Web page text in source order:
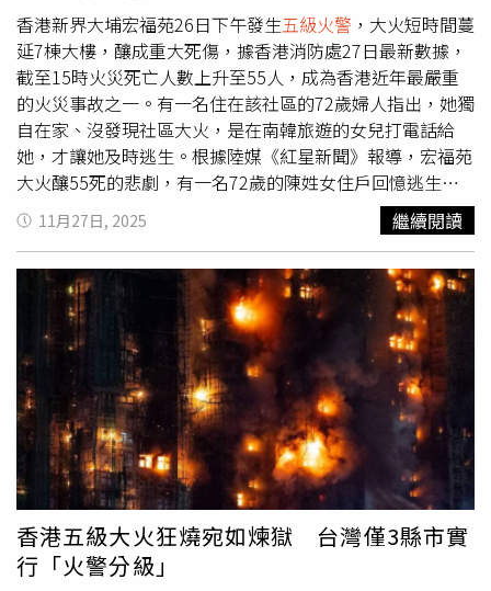
小組，就宏福苑維修工程可能涉及貪汙，展開全面調查。大
陸國家主席習近平高度關切事故，要求中共中央港澳辦、駐
港中聯辦以及港府有關部門，全力支持香港政府救援與善後
工作，務求盡最大努力降低傷亡、安置受災民眾並查明事故
原因。大陸涉港澳及有關單位正協助後續調查與資源調配。
總統府、陸委會對香港罹難者表達哀悼並關切搜救進度；賴
清德在社群平台發文稱「要為所有在災害中逝去的香港朋
友、及其家屬致上最深的哀悼之意」、「讓我們一起為香港
祈福」，並由駐港機構確認，並無接獲台灣民眾受災通報。
朝野政黨與立委也紛紛表達哀悼與關懷。台北市議會在27日
市政總質詢開始前，全體與列席市府官員起立默哀1分鐘，
議員呼籲盤點北市高樓消防應變與裝備。
香港新界大埔宏福苑26日下午發生五級火警 ，大火短時間蔓
延7棟大樓，釀成重大死傷，據香港消防處27日最新數據，
截至15時火災死亡人數上升至55人，成為香港近年最嚴重
的火災事故之一。有一名住在該社區的72歲婦人指出，她獨
自在家、沒發現社區大火，是在南韓旅遊的女兒打電話給
她，才讓她及時逃生。根據陸媒《紅星新聞》報導，宏福苑
大火釀55死的悲劇，有一名72歲的陳姓女住戶回憶逃生過
程，他們一家住在起火大樓的3樓，事發當下家人全在南韓
旅遊，她獨自一人在家；陳婦起初根本不知道外頭失火，也
沒注意到火警鐘是否有響起，靠女兒從南韓來電告知「失火
了」，她才拿著手機和鑰匙火速逃離住處。陳婦形容逃生後
的狀況，「逃出來時樓裡還不緊張，第4、5座已經起火，我
以為不會燒到我這棟。」她坦言，當時甚至一度想折返拿東
西，所幸被其他居民制止，「跑出來就回不去了。」另外，
陳婦指出，社區大樓自2024年7、8月就開始大規模維修，
因外牆施工灰塵不斷、噪音又大，他們家只好使用膠帶封住
窗戶，導致室內視線受阻，還有施工臭味，嚴重影響生活。
目前外界關注宏福苑五級大火究竟造成多少死傷，以及是否
因維修工程影響逃生動線，還有警報系統是否正常運作等問
題。綜合港媒報導，事發時部分住戶疑未第一時間收到警
示，也有居民因濃煙籠罩逃生不及，釀成高死亡數。事實
上，香港高樓住宅密度高、老舊社區多，再加上維修期長、
11月27日, 2025 繼續閱讀
香港五級大火狂燒宛如煉獄 台灣僅3縣市實
行「火警分級」